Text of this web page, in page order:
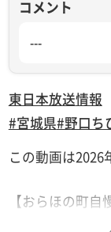
コメント
---
東日本放送情報
#宮城県#野口ち
この動画は2026
【おらほの町自
ふるさとCMの